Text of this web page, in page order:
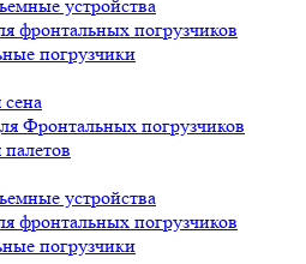
устройства
фронтальных погрузчиков
погрузчики
Фронтальных погрузчиков
устройства
фронтальных погрузчиков
погрузчики